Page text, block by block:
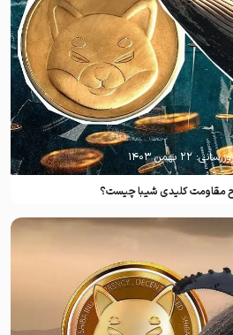
مقاومت کلیدی شیبا چیست؟
۲۲ بهمن ۱۴۰۳